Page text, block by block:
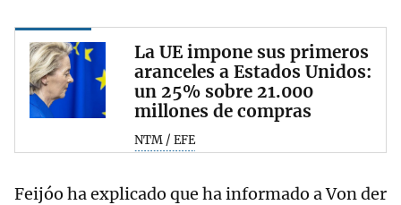
La UE impone sus primeros
aranceles a Estados Unidos:
un 25% sobre 21.000
millones de compras
NTM / EFE
Feijóo ha explicado que ha informado a Von der